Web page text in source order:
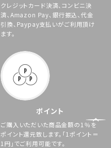
クレジットカード決済、コンビニ決
済、Amazon Pay、銀行振込、代金
引換、Paypay支払いがご利用頂け
ます。
ポイント
ご購入いただいた商品金額の1％を
ポイント還元致します。「1ポイント＝
1円」でご利用可能です。